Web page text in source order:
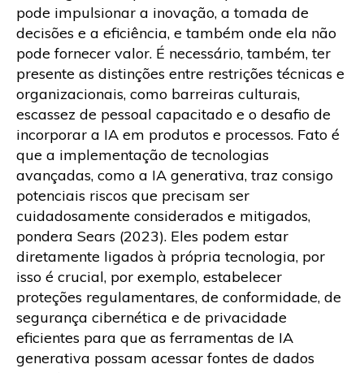
pode impulsionar a inovação, a tomada de
decisões e a eficiência, e também onde ela não
pode fornecer valor. É necessário, também, ter
presente as distinções entre restrições técnicas e
organizacionais, como barreiras culturais,
escassez de pessoal capacitado e o desafio de
incorporar a IA em produtos e processos. Fato é
que a implementação de tecnologias
avançadas, como a IA generativa, traz consigo
potenciais riscos que precisam ser
cuidadosamente considerados e mitigados,
pondera Sears (2023). Eles podem estar
diretamente ligados à própria tecnologia, por
isso é crucial, por exemplo, estabelecer
proteções regulamentares, de conformidade, de
segurança cibernética e de privacidade
eficientes para que as ferramentas de IA
generativa possam acessar fontes de dados